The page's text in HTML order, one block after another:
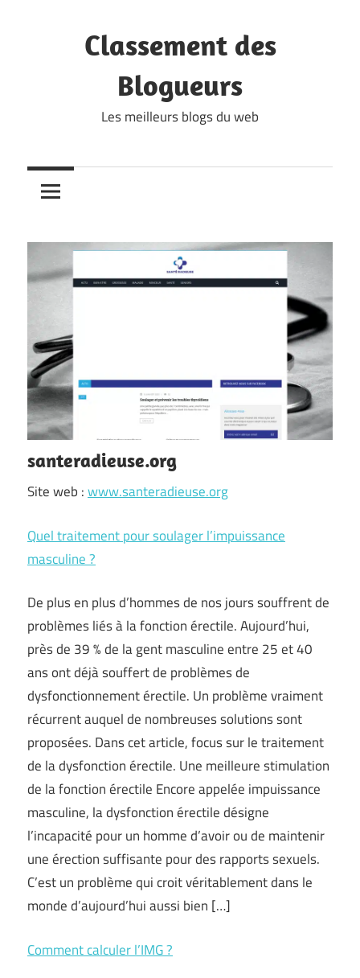
Classement des
Blogueurs
Les meilleurs blogs du web
santeradieuse.org
Site web :www.santeradieuse.org
Quel traitement pour soulager l’impuissance
masculine ?
De plus en plus d’hommes de nos jours souffrent de
problèmes liés à la fonction érectile. Aujourd’hui,
près de 39 % de la gent masculine entre 25 et 40
ans ont déjà souffert de problèmes de
dysfonctionnement érectile. Un problème vraiment
récurrent auquel de nombreuses solutions sont
proposées. Dans cet article, focus sur le traitement
de la dysfonction érectile. Une meilleure stimulation
de la fonction érectile Encore appelée impuissance
masculine, la dysfonction érectile désigne
l’incapacité pour un homme d’avoir ou de maintenir
une érection suffisante pour des rapports sexuels.
C’est un problème qui croit véritablement dans le
monde d’aujourd’hui aussi bien […]
Comment calculer l’IMG ?